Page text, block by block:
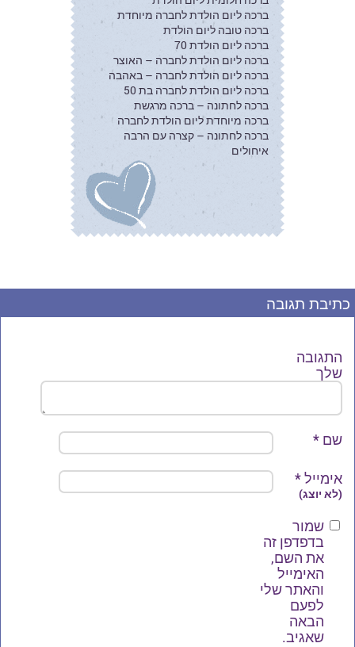
ברכה ליום הולדת לחברה מיוחדת
ברכה טובה ליום הולדת
ברכה ליום הולדת 70
ברכה ליום הולדת לחברה – האוצר
ברכה ליום הולדת לחברה – באהבה
ברכה ליום הולדת לחברה בת 50
ברכה לחתונה – ברכה מרגשת
ברכה מיוחדת ליום הולדת לחברה
ברכה לחתונה – קצרה עם הרבה
איחולים
כתיבת תגובה
התגובה
שלך
שם *
אימייל*
(לא יוצג)
שמור
בדפדפן זה
את השם,
האימייל
והאתר שלי
לפעם
הבאה
שאגיב.